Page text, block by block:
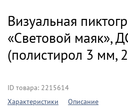
Визуальная
«Световой маяк»,
(полистирол 3 мм,
ID товара: 2215614
Характеристики
Описание